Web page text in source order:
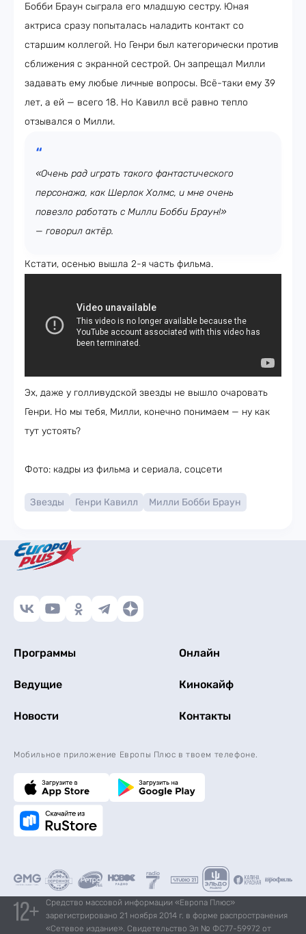
Бобби Браун сыграла его младшую сестру. Юная
актриса сразу попыталась наладить контакт со
старшим коллегой. Но Генри был категорически против
сближения с экранной сестрой. Он запрещал Милли
задавать ему любые личные вопросы. Всё-таки ему 39
лет, а ей — всего 18. Но Кавилл всё равно тепло
отзывался о Милли.
«Очень рад играть такого фантастического
персонажа, как Шерлок Холмс, и мне очень
повезло работать с Милли Бобби Браун!»
— говорил актёр.
Кстати, осенью вышла 2-я часть фильма.
Эх, даже у голливудской звезды не вышло очаровать
Генри. Но мы тебя, Милли, конечно понимаем — ну как
тут устоять?
Фото: кадры из фильма и сериала, соцсети
Звезды Генри Кавилл Милли Бобби Браун
Программы Онлайн
Ведущие Кинокайф
Новости Контакты
Мобильное приложение Европы Плюс в твоем телефоне.
Средство массовой информации «Европа Плюс»
зарегистрировано 21 ноября 2014 г. в форме распространения
«Сетевое издание». Свидетельство Эл № ФС77-59972 от